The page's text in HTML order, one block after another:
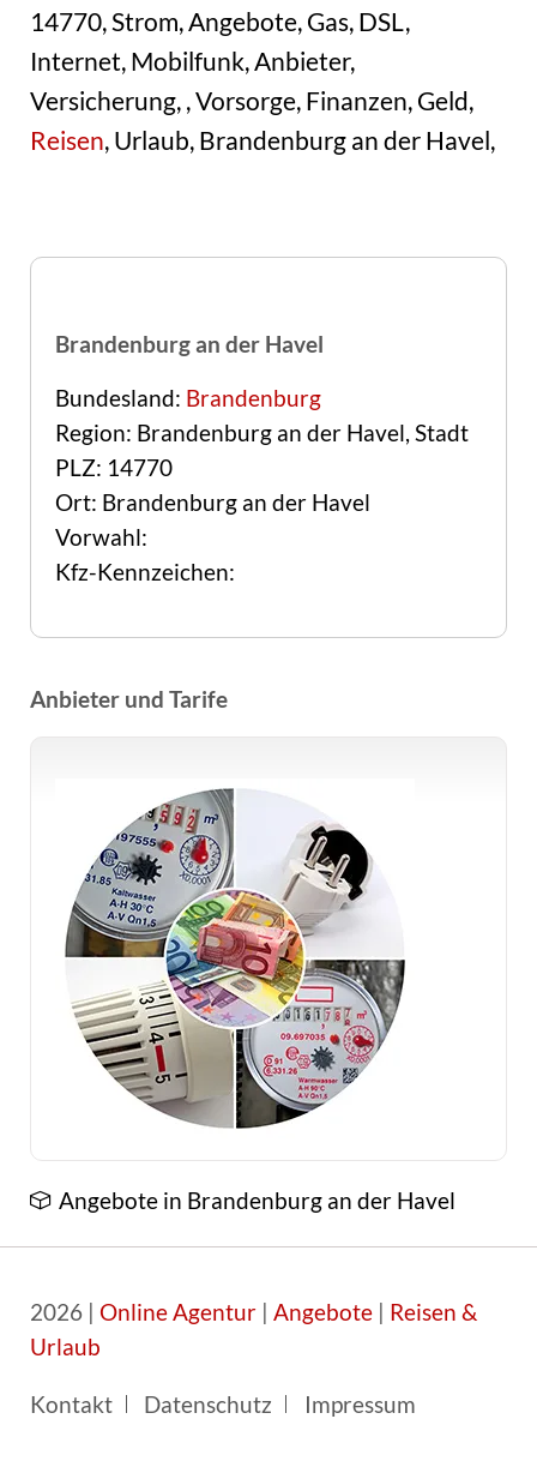
14770, Strom, Angebote, Gas, DSL,
Internet, Mobilfunk, Anbieter,
Versicherung, , Vorsorge, Finanzen, Geld,
Reisen, Urlaub, Brandenburg an der Havel,
Brandenburg an der Havel
Bundesland: Brandenburg
Region: Brandenburg an der Havel, Stadt
PLZ: 14770
Ort: Brandenburg an der Havel
Vorwahl:
Kfz-Kennzeichen:
Anbieter und Tarife
Angebote in Brandenburg an der Havel
2026 | Online Agentur| Angebote| Reisen &
Urlaub
Navigation
Kontakt Datenschutz Impressum